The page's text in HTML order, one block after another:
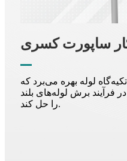
ساپورت کسری
لوله بهره می‌برد که
فرآیند برش لوله‌های بلند
را حل کند.